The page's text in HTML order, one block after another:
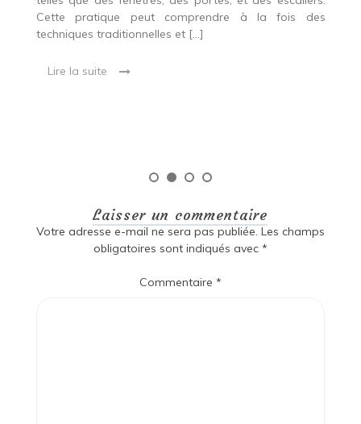
Cette pratique peut comprendre à la fois des
techniques traditionnelles et […]
Lire la suite
Laisser un commentaire
Votre adresse e-mail ne sera pas publiée. Les champs
obligatoires sont indiqués avec *
Commentaire *